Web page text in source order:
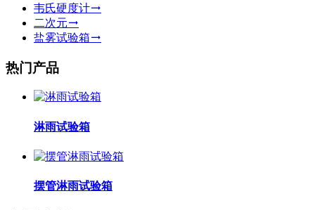
韦氏硬度计
二次元
盐雾试验箱
热门产品
淋雨试验箱
摆管淋雨试验箱